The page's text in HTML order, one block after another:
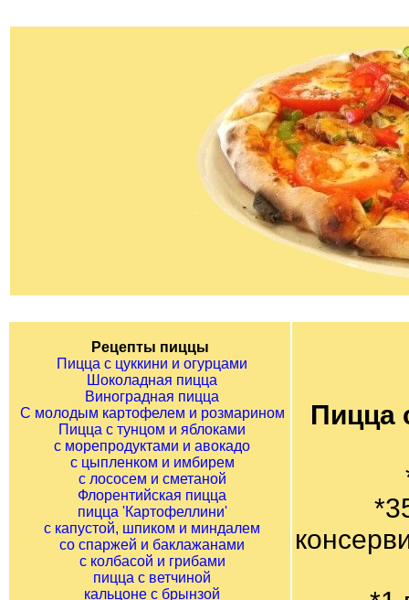
Рецепты пиццы
Пицца с цуккини и огурцами
Шоколадная пицца
Виноградная пицца
С молодым картофелем и розмарином
Пицца с тунцом и яблоками
с морепродуктами и авокадо
с цыпленком и имбирем
с лососем и сметаной
Флорентийская пицца
пицца 'Картофеллини'
с капустой, шпиком и миндалем
со спаржей и баклажанами
с колбасой и грибами
пицца с ветчиной
кальцоне с брынзой
Пицца